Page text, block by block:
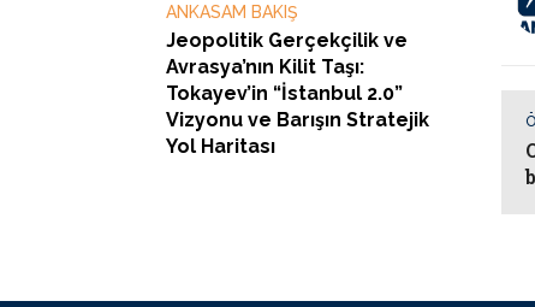
ANKASAM BAKIŞ
Jeopolitik Gerçekçilik ve
Avrasya’nın Kilit Taşı:
Tokayev’in “İstanbul 2.0”
Vizyonu ve Barışın Stratejik
Yol Haritası